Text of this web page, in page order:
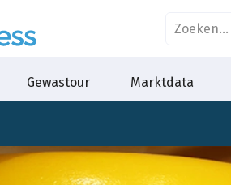
Gewastour Marktdata